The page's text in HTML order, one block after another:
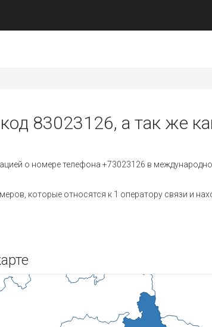
83023126, а так же
о номере телефона +73023126 в
которые относятся к 1 оператору связи и